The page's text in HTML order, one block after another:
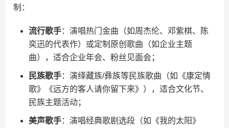
制：
​流行歌手​​：演唱热门金曲（如周杰伦、邓紫棋、陈
奕迅的代表作）或定制原创歌曲（如企业主题
曲），适合企业年会、粉丝见面会；
​民族歌手​​：演绎藏族/彝族等民族歌曲（如《康定情
歌》《远方的客人请你留下来》），适合文化节、
民族主题活动；
​美声歌手​​：演唱经典歌剧选段（如《我的太阳》